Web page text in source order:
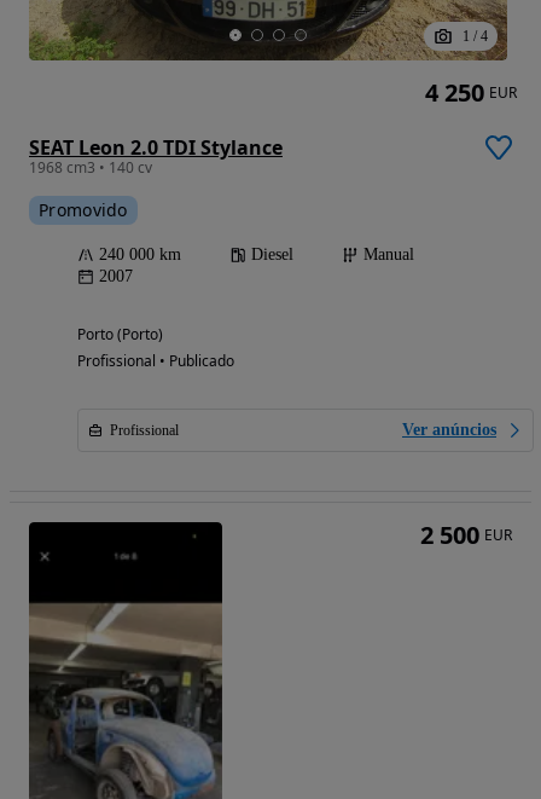
1 / 4
SEAT Leon 2.0 TDI Stylance
1968 cm3 • 140 cv
Promovido
240 000 km Diesel
Manual
2007
Porto (Porto)
Profissional • Publicado
Profissional Ver anúncios
4 250 EUR
2 500 EUR